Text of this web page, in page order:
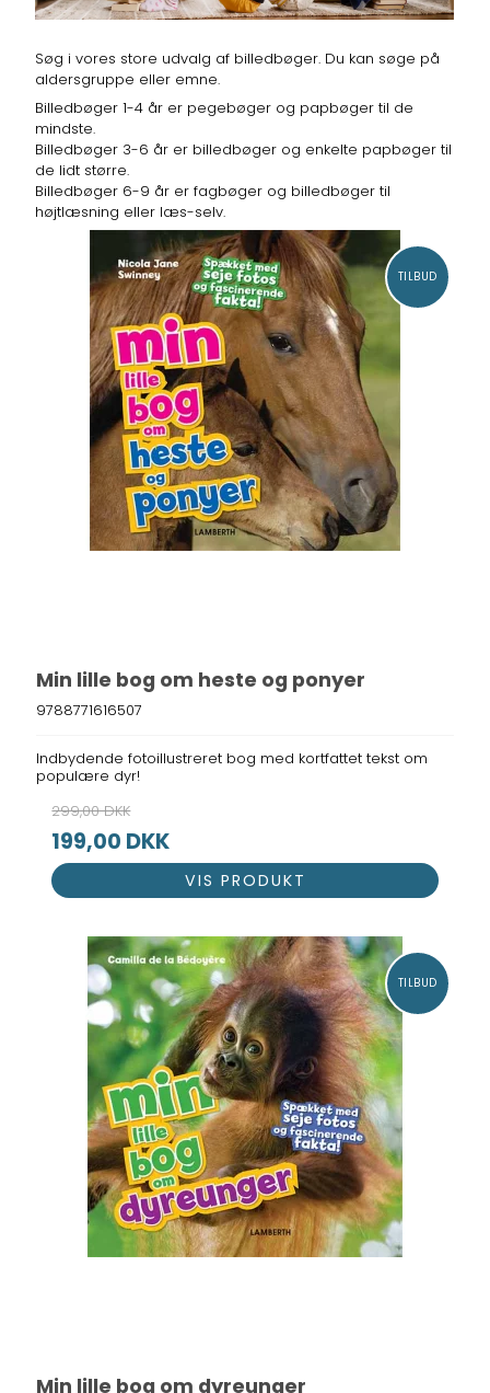
Søg i vores store udvalg af billedbøger. Du kan søge på
aldersgruppe eller emne.
Billedbøger 1-4 år er pegebøger og papbøger til de
mindste.
Billedbøger 3-6 år er billedbøger og enkelte papbøger til
de lidt større.
Billedbøger 6-9 år er fagbøger og billedbøger til
højtlæsning eller læs-selv.
TILBUD
Min lille bog om heste og ponyer
9788771616507
Indbydende fotoillustreret bog med kortfattet tekst om
populære dyr!
299,00 DKK
199,00 DKK
VIS PRODUKT
TILBUD
Min lille bog om dyreunger